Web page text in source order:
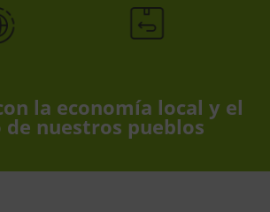
la economía local y el
nuestros pueblos